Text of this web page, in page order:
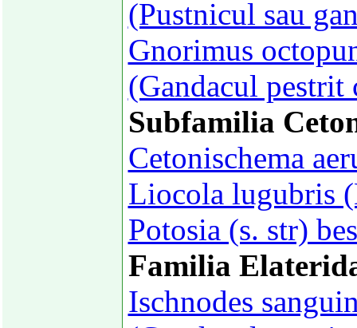
(Pustnicul sau
Gnorimus
(Gandacul pestrit
Subfamilia
Cetonischema
Liocola lugubris
Potosia (s. str)
Familia
Ischnodes